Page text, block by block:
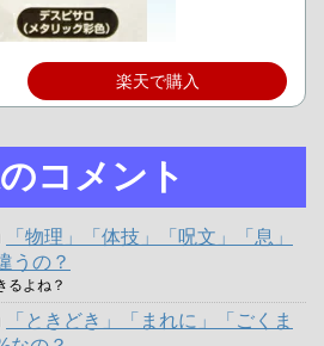
楽天で購入
コメント
「物理」「体技」「呪文」「息」
うの？
るよね？
「ときどき」「まれに」「ごくま